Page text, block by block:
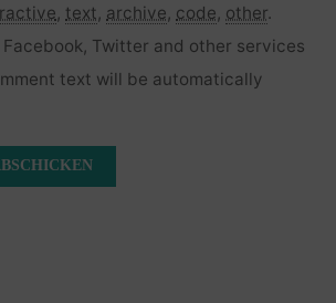
, text, archive, code, other.
Facebook, Twitter and other services
text will be automatically